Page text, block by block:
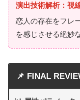
演出技術解析：視
恋人の存在をフレ
を感じさせる絶妙
📌 FINAL